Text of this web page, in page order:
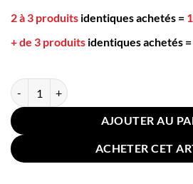
2 à 3 produits identiques achetés =
+ de 3 produits identiques achetés =
quantité de Coussin pour Sol Chaise
AJOUTER AU
ACHETER CET